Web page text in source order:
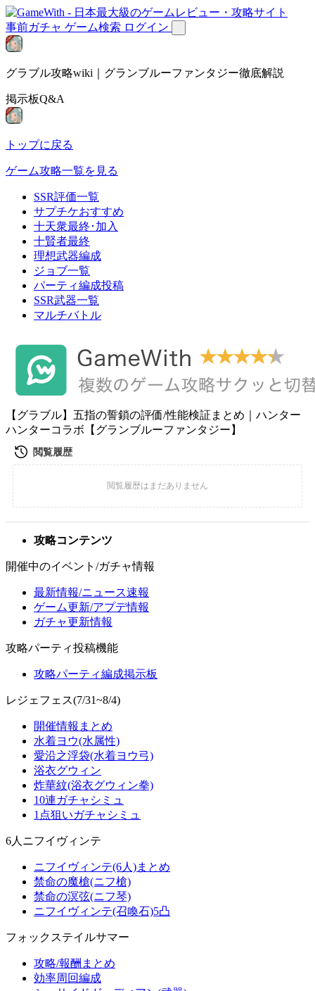
事前ガチャ ゲーム検索 ログイン
グラブル攻略wiki｜グランブルーファンタジー徹底解説
掲示板Q&A
トップに戻る
ゲーム攻略一覧を見る
SSR評価一覧
サプチケおすすめ
十天衆最終･加入
十賢者最終
理想武器編成
ジョブ一覧
パーティ編成投稿
SSR武器一覧
マルチバトル
【グラブル】五指の誓鎖の評価/性能検証まとめ｜ハンター
ハンターコラボ【グランブルーファンタジー】
攻略コンテンツ
開催中のイベント/ガチャ情報
最新情報/ニュース速報
ゲーム更新/アプデ情報
ガチャ更新情報
攻略パーティ投稿機能
攻略パーティ編成掲示板
レジェフェス(7/31~8/4)
開催情報まとめ
水着ヨウ(水属性)
愛沿之浮袋(水着ヨウ弓)
浴衣グウィン
炸華紋(浴衣グウィン拳)
10連ガチャシミュ
1点狙いガチャシミュ
6人ニフイヴィンテ
ニフイヴィンテ(6人)まとめ
禁命の魔槍(ニフ槍)
禁命の溟弦(ニフ琴)
ニフイヴィンテ(召喚石)5凸
フォックステイルサマー
攻略/報酬まとめ
効率周回編成